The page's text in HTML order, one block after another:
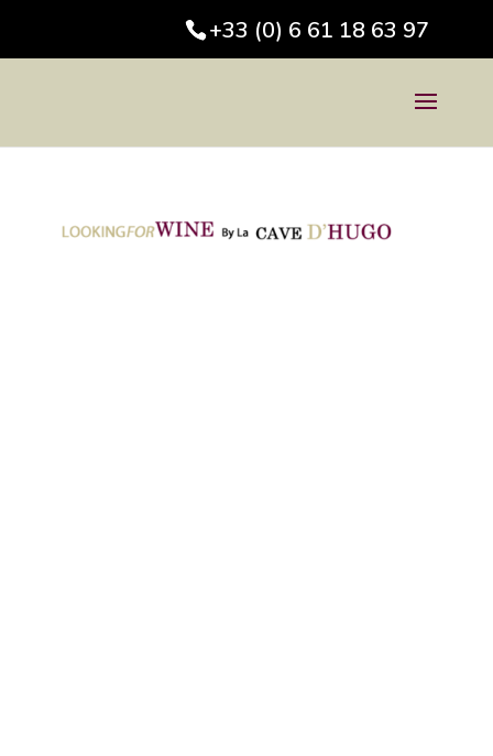
+33 (0) 6 61 18 63 97